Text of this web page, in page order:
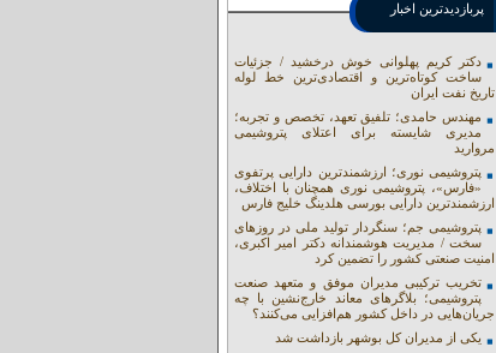
پربازدیدترین اخبار
دکتر کریم پهلوانی خوش درخشید / جزئیات
ساخت کوتاه‌ترین و اقتصادی‌ترین خط لوله
تاریخ نفت ایران
مهندس حامدی؛ تلفیق تعهد، تخصص و تجربه؛
مدیری شایسته برای اعتلای پتروشیمی
مروارید
پتروشیمی نوری؛ ارزشمندترین دارایی پرتفوی
«فارس»، پتروشیمی نوری همچنان با اختلاف،
ارزشمندترین دارایی بورسی هلدینگ خلیج فارس
پتروشیمی جم؛ سنگردار تولید ملی در روزهای
سخت / مدیریت هوشمندانه دکتر امیر اکبری،
امنیت صنعتی کشور را تضمین کرد
تخریب ترکیبی مدیران موفق و متعهد صنعت
پتروشیمی؛ بلاگرهای معاند خارج‌نشین با چه
جریان‌هایی در داخل کشور هم‌افزایی می‌کنند؟
یکی از مدیران کل بوشهر بازداشت شد